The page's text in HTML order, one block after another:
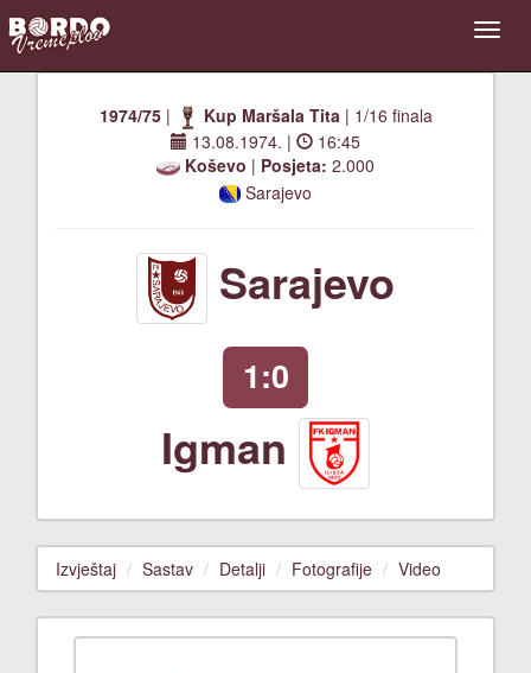
1974/75| Kup Maršala Tita| 1/16 finala
13.08.1974. |
16:45
Koševo | Posjeta: 2.000
Sarajevo
Sarajevo
1:0
Igman
Izvještaj Sastav Detalji Fotografije Video